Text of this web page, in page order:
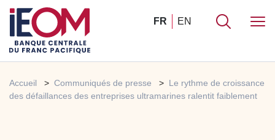
FR EN
Accueil Communiqués de presse
Le rythme de croissance
des défaillances des entreprises ultramarines ralentit faiblement